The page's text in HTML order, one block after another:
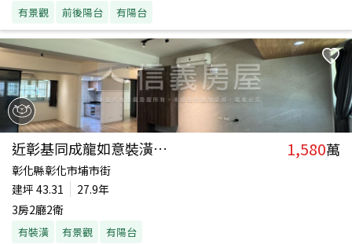
有景觀 前後陽台 有陽台
近彰基同成龍如意裝潢美屋 1,580萬
彰化縣彰化市埔市街
建坪 43.31
27.9年
3房2廳2衛
有裝潢 有景觀 有陽台